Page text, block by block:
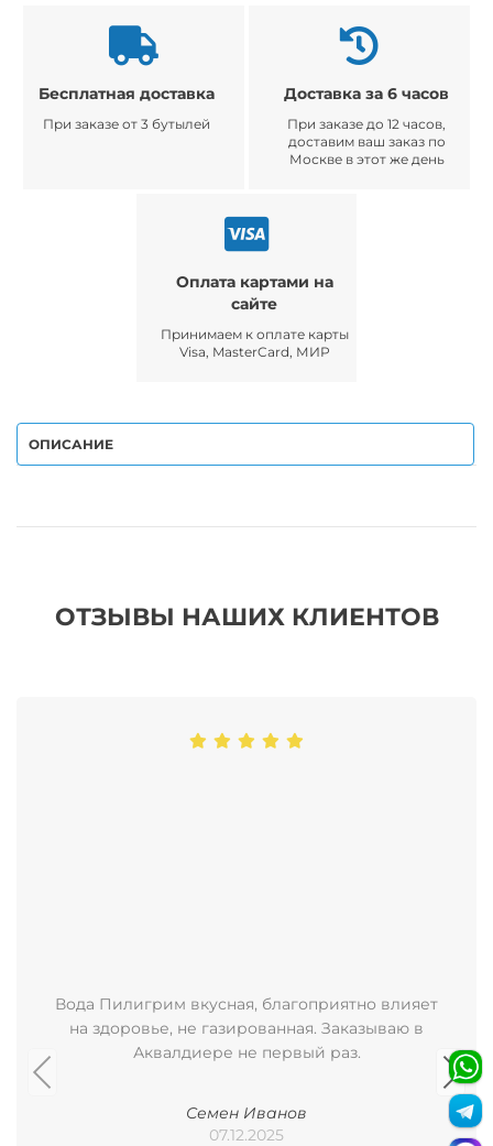
Бесплатная доставка
При заказе от 3 бутылей
Доставка за 6 часов
При заказе до 12 часов,
доставим ваш заказ по
Москве в этот же день
Оплата картами на
сайте
Принимаем к оплате карты
Visa, MasterCard, МИР
ОПИСАНИЕ
ОТЗЫВЫ НАШИХ КЛИЕНТОВ
Вода Пилигрим вкусная, благоприятно влияет
на здоровье, не газированная. Заказываю в
Аквалдиере не первый раз.
Семен Иванов
07.12.2025